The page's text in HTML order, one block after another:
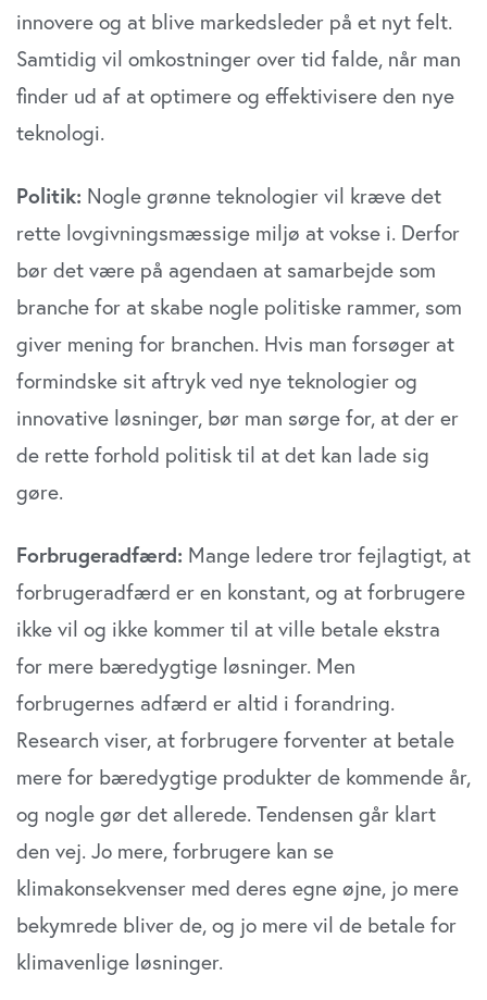
innovere og at blive markedsleder på et nyt felt.
Samtidig vil omkostninger over tid falde, når man
finder ud af at optimere og effektivisere den nye
teknologi.
Politik: Nogle grønne teknologier vil kræve det
rette lovgivningsmæssige miljø at vokse i. Derfor
bør det være på agendaen at samarbejde som
branche for at skabe nogle politiske rammer, som
giver mening for branchen. Hvis man forsøger at
formindske sit aftryk ved nye teknologier og
innovative løsninger, bør man sørge for, at der er
de rette forhold politisk til at det kan lade sig
gøre.
Forbrugeradfærd: Mange ledere tror fejlagtigt, at
forbrugeradfærd er en konstant, og at forbrugere
ikke vil og ikke kommer til at ville betale ekstra
for mere bæredygtige løsninger. Men
forbrugernes adfærd er altid i forandring.
Research viser, at forbrugere forventer at betale
mere for bæredygtige produkter de kommende år,
og nogle gør det allerede. Tendensen går klart
den vej. Jo mere, forbrugere kan se
klimakonsekvenser med deres egne øjne, jo mere
bekymrede bliver de, og jo mere vil de betale for
klimavenlige løsninger.